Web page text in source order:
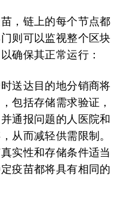
，链上的每个节点都
则可以监视整个区块
确保其正常运行：
送达目的地分销商将
包括存储需求验证，
通报问题的人医院和
从而减轻供需限制。
实性和存储条件适当
疫苗都将具有相同的